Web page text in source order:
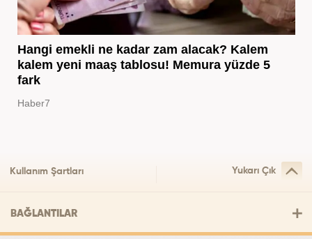
Hangi emekli ne kadar zam alacak? Kalem
kalem yeni maaş tablosu! Memura yüzde 5
fark
Haber7
Kullanım Şartları Yukarı Çık
BAĞLANTILAR